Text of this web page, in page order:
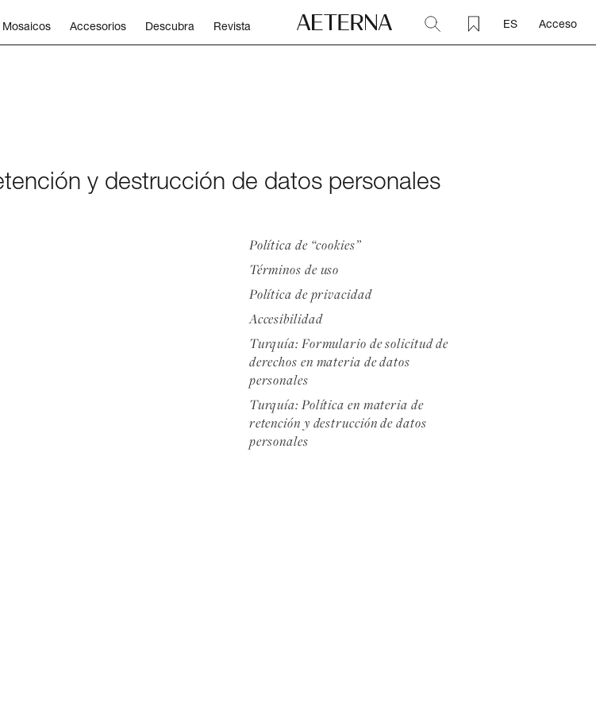
Mosaicos Accesorios Descubra Revista ES Acceso
y destrucción de datos personales
Política de “cookies”
Términos de uso
Política de privacidad
Accesibilidad
Turquía: Formulario de solicitud de
derechos en materia de datos
personales
Turquía: Política en materia de
retención y destrucción de datos
personales